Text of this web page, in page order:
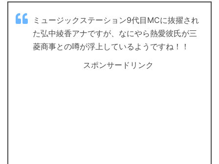
ミュージックステーション9代目MCに抜擢され
た弘中綾香アナですが、なにやら熱愛彼氏が三
菱商事との噂が浮上しているようですね！！
スポンサードリンク